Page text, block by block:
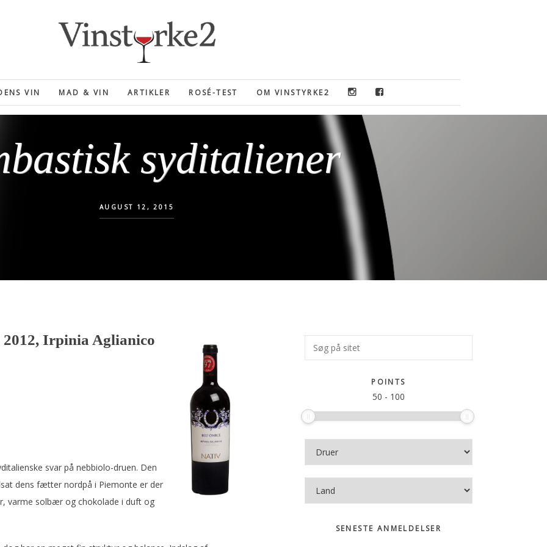
VIN MAD & VIN ARTIKLER ROSÉ-TEST OM VINSTYRKE2
syditaliener
AUGUST 12, 2015
Irpinia Aglianico
svar på nebbiolo-druen. Den
dens fætter nordpå i Piemonte er der
varme solbær og chokolade i duft og
Primær
Sidebar
Søg
på
POINTS
50 - 100
SENESTE ANMELDELSER